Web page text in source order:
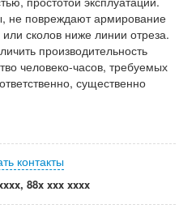
не повреждают армирование
сколов ниже линии отреза.
производительность
человеко-часов, требуемых
существенно
контакты
88x xxx xxxx